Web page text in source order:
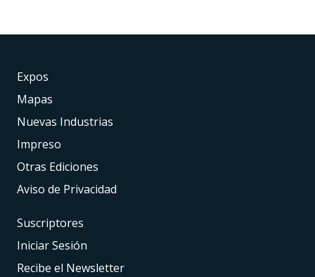
Expos
Mapas
Nuevas Industrias
Impreso
Otras Ediciones
Aviso de Privacidad
Suscriptores
Iniciar Sesión
Recibe el Newsletter